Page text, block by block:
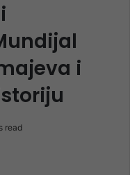
i
read